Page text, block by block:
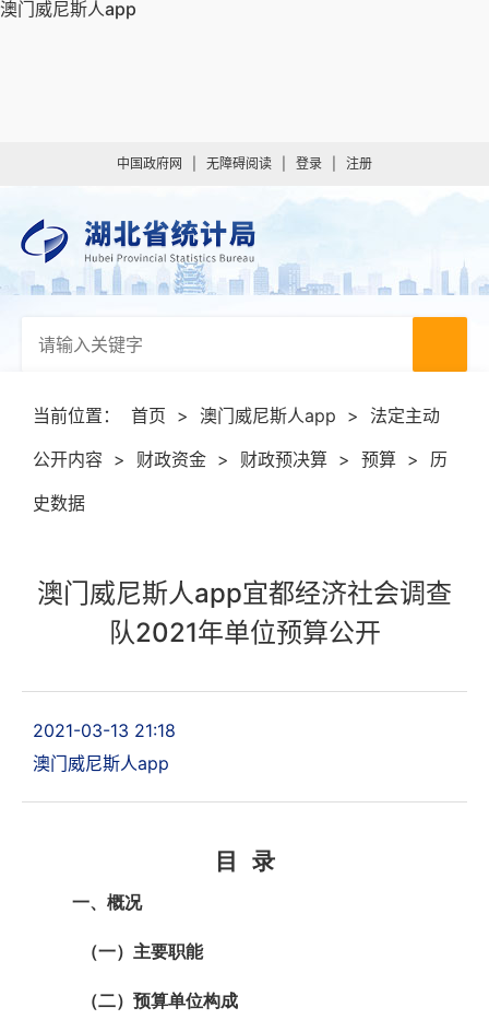
澳门威尼斯人app
中国政府网 无障碍阅读 登录 注册
当前位置： 首页 > 澳门威尼斯人app >
法定主动
公开内容 > 财政资金 > 财政预决算 > 预算 >
历
史数据
澳门威尼斯人app宜都经济社会调查
队2021年单位预算公开
2021-03-13 21:18
澳门威尼斯人app
目 录
一、概况
（一）主要职能
（二）预算单位构成